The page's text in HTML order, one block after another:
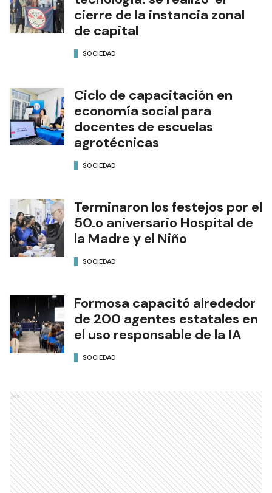
cierre de la instancia zonal
de capital
SOCIEDAD
Ciclo de capacitación en
economía social para
docentes de escuelas
agrotécnicas
SOCIEDAD
Terminaron los festejos por el
50.o aniversario Hospital de
la Madre y el Niño
SOCIEDAD
Formosa capacitó alrededor
de 200 agentes estatales en
el uso responsable de la IA
SOCIEDAD
Ads